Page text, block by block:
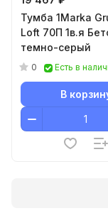
Тумба 1Marka
Loft 70П 1в.я
темно-серый
0 Есть в
В